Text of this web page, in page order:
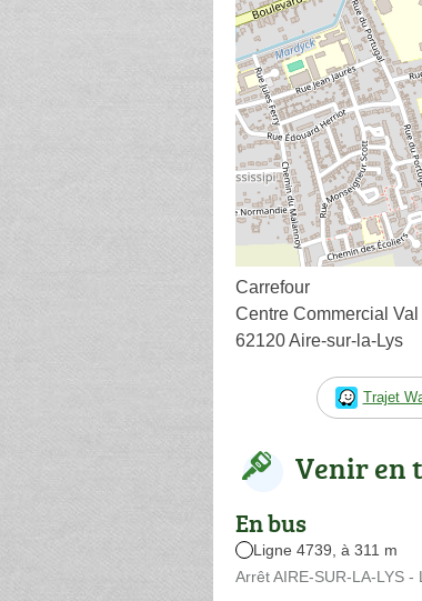
Carrefour
Centre Commercial Val
62120 Aire-sur-la-Lys
Trajet
Venir en
En bus
Ligne 4739, à 311 m
Arrêt AIRE-SUR-LA-LYS